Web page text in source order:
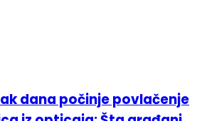
dana počinje povlačenje